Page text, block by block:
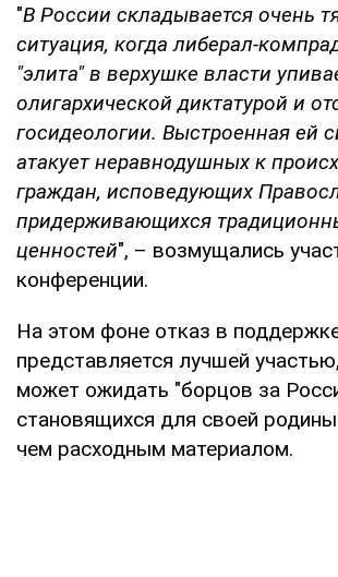
"В России складывается очень
ситуация, когда либерал-
"элита" в верхушке власти
олигархической диктатурой и
госидеологии. Выстроенная ей
атакует неравнодушных к
граждан, исповедующих
придерживающихся
ценностей", – возмущались
конференции.
На этом фоне отказ в
представляется лучшей
может ожидать "борцов за
становящихся для своей
чем расходным материалом.